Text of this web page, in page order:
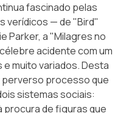
fascinado pelas
verídicos — de "Bird"
Parker, a "Milagres no
acidente com um
muito variados. Desta
perverso processo que
sistemas sociais:
procura de figuras que